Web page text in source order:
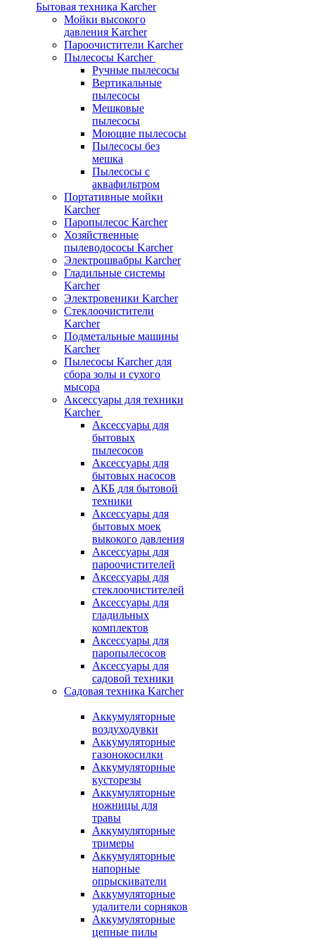
Бытовая техника Karcher
Мойки высокого
давления Karcher
Пароочистители Karcher
Пылесосы Karcher
Ручные пылесосы
Вертикальные
пылесосы
Мешковые
пылесосы
Моющие пылесосы
Пылесосы без
мешка
Пылесосы с
аквафильтром
Портативные мойки
Karcher
Паропылесос Karcher
Хозяйственные
пылеводососы Karcher
Электрошвабры Karcher
Гладильные системы
Karcher
Электровеники Karcher
Стеклоочистители
Karcher
Подметальные машины
Karcher
Пылесосы Karcher для
сбора золы и сухого
мысора
Аксессуары для техники
Karcher
Аксессуары для
бытовых
пылесосов
Аксессуары для
бытовых насосов
АКБ для бытовой
техники
Аксессуары для
бытовых моек
выкокого давления
Аксессуары для
пароочистителей
Аксессуары для
стеклоочистителей
Аксессуары для
гладильных
комплектов
Аксессуары для
паропылесосов
Аксессуары для
садовой техники
Садовая техника Karcher
Аккумуляторные
воздуходувки
Аккумуляторные
газонокосилки
Аккумуляторные
кусторезы
Аккумуляторные
ножницы для
травы
Аккумуляторные
тримеры
Аккумуляторные
напорные
опрыскиватели
Аккумуляторные
удалители сорняков
Аккумуляторные
цепные пилы